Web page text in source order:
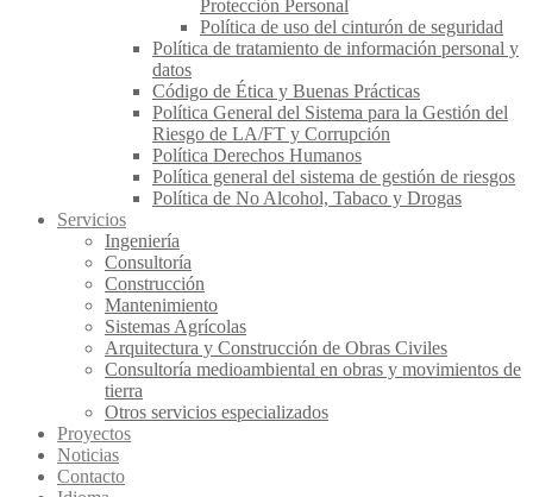
Protección Personal
Política de uso del cinturón de seguridad
Política de tratamiento de información personal y
datos
Código de Ética y Buenas Prácticas
Política General del Sistema para la Gestión del
Riesgo de LA/FT y Corrupción
Política Derechos Humanos
Política general del sistema de gestión de riesgos
Política de No Alcohol, Tabaco y Drogas
Servicios
Ingeniería
Consultoría
Construcción
Mantenimiento
Sistemas Agrícolas
Arquitectura y Construcción de Obras Civiles
Consultoría medioambiental en obras y movimientos de
tierra
Otros servicios especializados
Proyectos
Noticias
Contacto